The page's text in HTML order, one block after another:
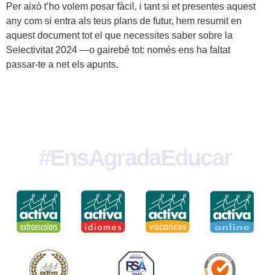
Per això t’ho volem posar fàcil, i tant si et presentes aquest
any com si entra als teus plans de futur, hem resumit en
aquest document tot el que necessites saber sobre la
Selectivitat 2024 —o gairebé tot: només ens ha faltat
passar-te a net els apunts.
#EnsAgradaEducar